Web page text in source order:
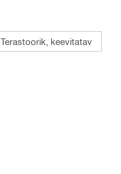
Terastoorik, keevitatav